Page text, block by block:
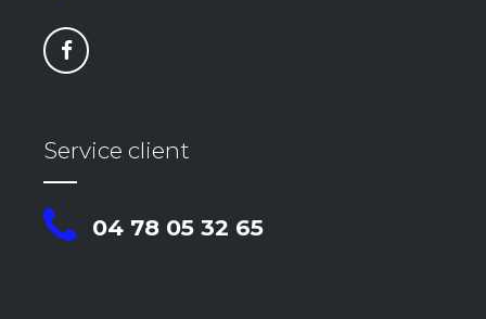
Service client
04 78 05 32 65